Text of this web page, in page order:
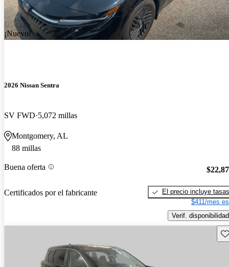
¡Nuevo!
2026 Nissan Sentra
SV FWD 5,072 millas
Montgomery, AL
88 millas
Buena oferta
Certificados por el fabricante
El precio incluye tasas
$411/mes
Verif. disponibilidad